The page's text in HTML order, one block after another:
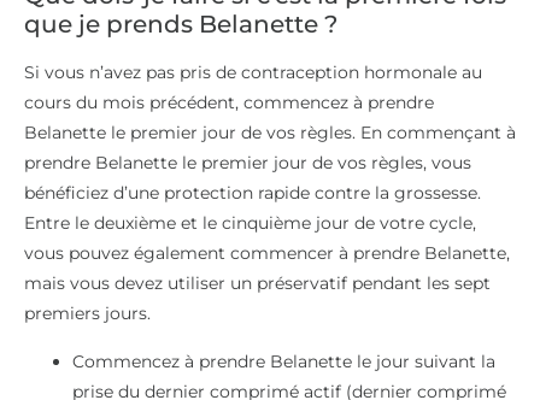
que je prends Belanette ?
Si vous n’avez pas pris de contraception hormonale au
cours du mois précédent, commencez à prendre
Belanette le premier jour de vos règles. En commençant à
prendre Belanette le premier jour de vos règles, vous
bénéficiez d’une protection rapide contre la grossesse.
Entre le deuxième et le cinquième jour de votre cycle,
vous pouvez également commencer à prendre Belanette,
mais vous devez utiliser un préservatif pendant les sept
premiers jours.
Commencez à prendre Belanette le jour suivant la
prise du dernier comprimé actif (dernier comprimé